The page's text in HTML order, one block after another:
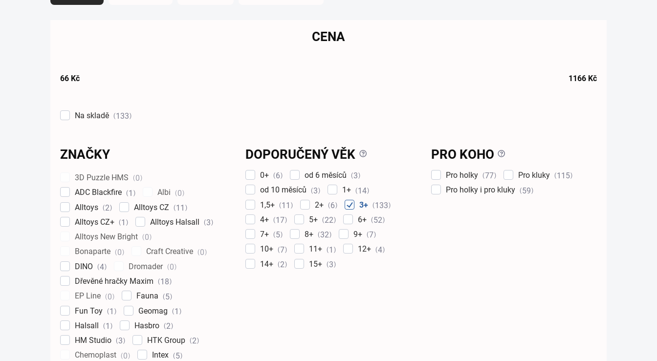
CENA
66 Kč 1166 Kč
Na skladě 133
ZNAČKY
3D Puzzle HMS
0
ADC Blackfire
1 Albi
0
Alltoys
2 Alltoys CZ
11
Alltoys CZ+
1 Alltoys Halsall
3
Alltoys New Bright
0
Bonaparte
0 Craft Creative
0
DINO
4 Dromader
0
Dřevěné hračky Maxim
18
EP Line
0 Fauna
5
Fun Toy
1 Geomag
1
Halsall
1 Hasbro
2
HM Studio
3 HTK Group
2
Chemoplast
0 Intex
5
DOPORUČENÝ VĚK ?
0+ 6 od 6 měsíců
3
od 10 měsíců
3 1+
14
1,5+
11 2+ 6 3+
133
4+
17 5+ 22 6+
52
7+
5 8+ 32 9+
7
10+
7 11+ 1 12+
4
14+
2 15+ 3
PRO KOHO ?
Pro holky 77 Pro kluky
115
Pro holky i pro kluky
59